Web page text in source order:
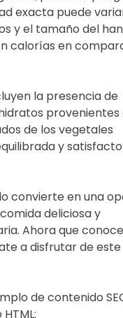
exacta puede
y el tamaño del
calorías en
la presencia de
provenientes
de los vegetales
y
convierte en una
deliciosa y
Ahora que
a disfrutar de este
de contenido